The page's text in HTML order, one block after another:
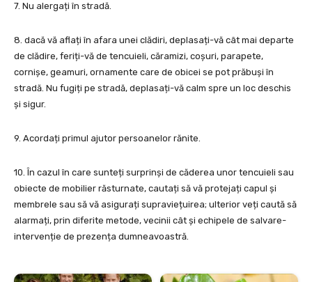
7. Nu alergați în stradă.
8. dacă vă aflați în afara unei clădiri, deplasați-vă cât mai departe
de clădire, feriți-vă de tencuieli, căramizi, coșuri, parapete,
cornișe, geamuri, ornamente care de obicei se pot prăbuși în
stradă. Nu fugiți pe stradă, deplasați-vă calm spre un loc deschis
și sigur.
9. Acordați primul ajutor persoanelor rănite.
10. În cazul în care sunteți surprinși de căderea unor tencuieli sau
obiecte de mobilier răsturnate, cautați să vă protejați capul și
membrele sau să vă asigurați supraviețuirea; ulterior veți caută să
alarmați, prin diferite metode, vecinii cât și echipele de salvare-
intervenție de prezența dumneavoastră.